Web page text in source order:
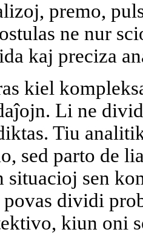
premo,
ne nur
kaj preciza
kiel
Li ne
Tiu
sed parto de
situacioj sen
dividi
kiun oni